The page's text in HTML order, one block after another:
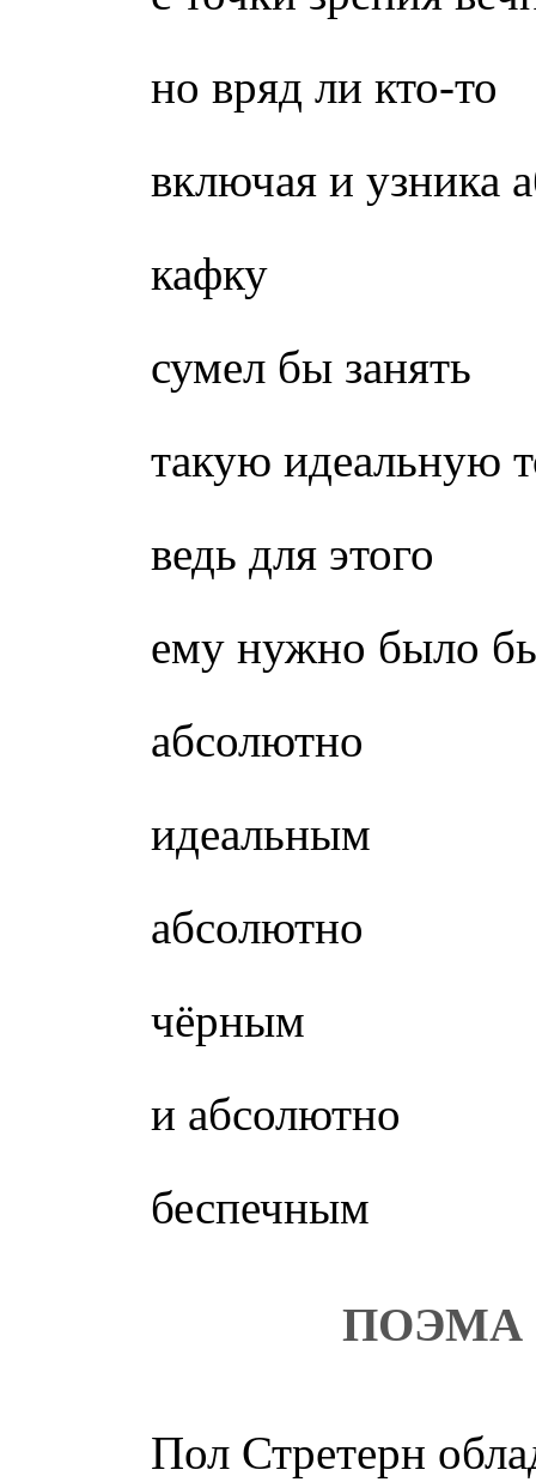
но вряд ли кто-то
включая и узника
кафку
сумел бы занять
такую идеальную
ведь для этого
ему нужно было
абсолютно
идеальным
абсолютно
чёрным
и абсолютно
беспечным
ПОЭМА
Пол Стретерн